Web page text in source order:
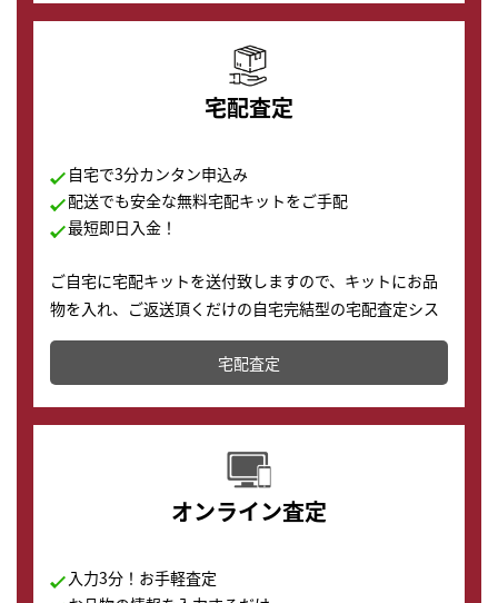
宅配査定
自宅で3分カンタン申込み
配送でも安全な無料宅配キットをご手配
最短即日入金！
ご自宅に宅配キットを送付致しますので、キットにお品
物を入れ、ご返送頂くだけの自宅完結型の宅配査定シス
テムです。
配送でも簡単&安全に査定・買取に出すことが可能で
す。
宅配査定
オンライン査定
入力3分！お手軽査定